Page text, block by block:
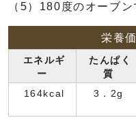
（5）180度のオーブ
栄養
エネルギ
ー
たんぱく
質
164kcal 3．2g